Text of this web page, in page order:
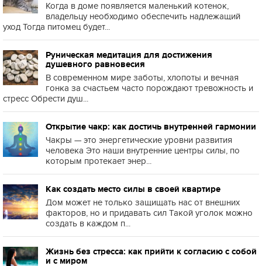
Когда в доме появляется маленький котенок,
владельцу необходимо обеспечить надлежащий
уход Тогда питомец будет...
Руническая медитация для достижения
душевного равновесия
В современном мире заботы, хлопоты и вечная
гонка за счастьем часто порождают тревожность и
стресс Обрести душ...
Открытие чакр: как достичь внутренней гармонии
Чакры — это энергетические уровни развития
человека Это наши внутренние центры силы, по
которым протекает энер...
Как создать место силы в своей квартире
Дом может не только защищать нас от внешних
факторов, но и придавать сил Такой уголок можно
создать в каждом п...
Жизнь без стресса: как прийти к согласию с собой
и с миром